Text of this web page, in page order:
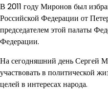
В 2011 году Миронов был
Российской Федерации от
председателем этой палаты
Федерации.
На сегодняшний день Сергей
участвовать в политической
целей в интересах народа.